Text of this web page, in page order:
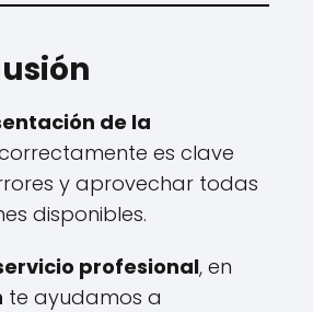
de la
es clave
y aprovechar todas
disponibles.
profesional, en
te ayudamos a